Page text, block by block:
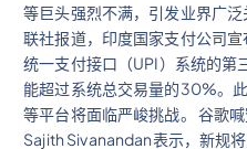
等巨头强烈不满，引发业界广泛
联社报道，印度国家支付公司
统一支付接口（UPI）系统的第
能超过系统总交易量的30%。
等平台将面临严峻挑战。 谷歌
Sajith Sivanandan表示，新规